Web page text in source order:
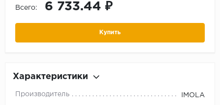
Всего: 6 733.44 ₽
Купить
Характеристики
Производитель IMOLA